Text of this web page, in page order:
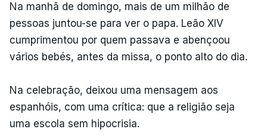
Na manhã de domingo, mais de um milhão de
pessoas juntou-se para ver o papa. Leão XIV
cumprimentou por quem passava e abençoou
vários bebés, antes da missa, o ponto alto do dia.
Na celebração, deixou uma mensagem aos
espanhóis, com uma crítica: que a religião seja
uma escola sem hipocrisia.